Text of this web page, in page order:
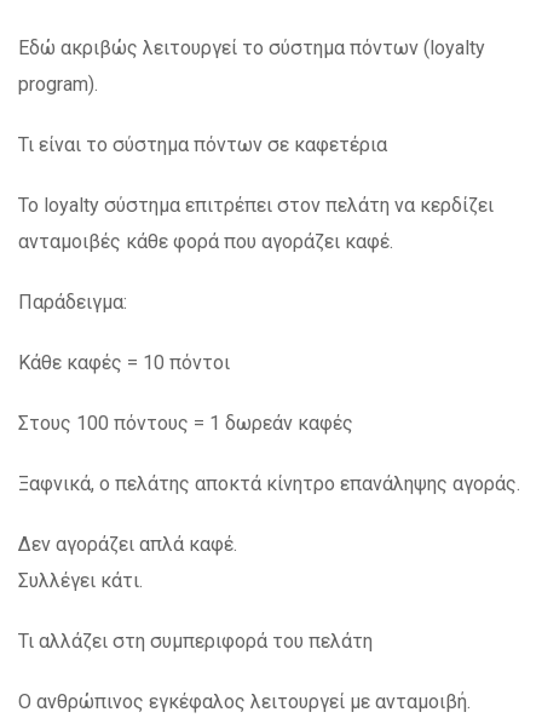
Εδώ ακριβώς λειτουργεί το σύστημα πόντων (loyalty
program).
Τι είναι το σύστημα πόντων σε καφετέρια
Το loyalty σύστημα επιτρέπει στον πελάτη να κερδίζει
ανταμοιβές κάθε φορά που αγοράζει καφέ.
Παράδειγμα:
Κάθε καφές = 10 πόντοι
Στους 100 πόντους = 1 δωρεάν καφές
Ξαφνικά, ο πελάτης αποκτά κίνητρο επανάληψης αγοράς.
Δεν αγοράζει απλά καφέ.
Συλλέγει κάτι.
Τι αλλάζει στη συμπεριφορά του πελάτη
Ο ανθρώπινος εγκέφαλος λειτουργεί με ανταμοιβή.